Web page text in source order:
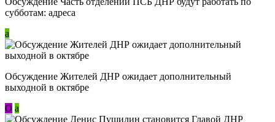
субботам: адреса
a
Обсуждение Жителей ДНР ожидает дополнительный
выходной в октябре
О a